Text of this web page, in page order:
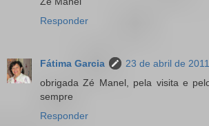
Responder
Fátima Garcia
23 de abril de
obrigada Zé Manel, pela visita e
sempre
Responder